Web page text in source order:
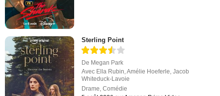
Sterling Point
De Megan Park
Avec Ella Rubin,Amélie Hoeferle,Jacob
Whiteduck-Lavoie
Drame,Comédie